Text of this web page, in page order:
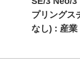
プリングス
なし) : 産業